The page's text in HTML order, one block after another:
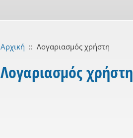
Αρχική :: Λογαριασμός χρήστη
Λογαριασμός χρήστη